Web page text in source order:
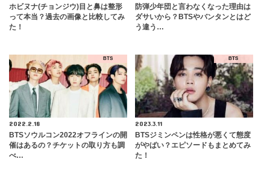
ホビヌナ(チョンジウ)目と鼻は整形
って本当？過去の画像と比較してみ
た！
防弾少年団と言わなくなった理由は
ダサいから？BTSやバンタンとはど
う違う…
BTS
2022.2.18
BTSソウルコン2022オフラインの開
催はあるの？チケットの取り方も調
べ…
BTS
2023.3.11
BTSジミンペンは性格が悪くて態度
がやばい？エピソードもまとめてみ
た！